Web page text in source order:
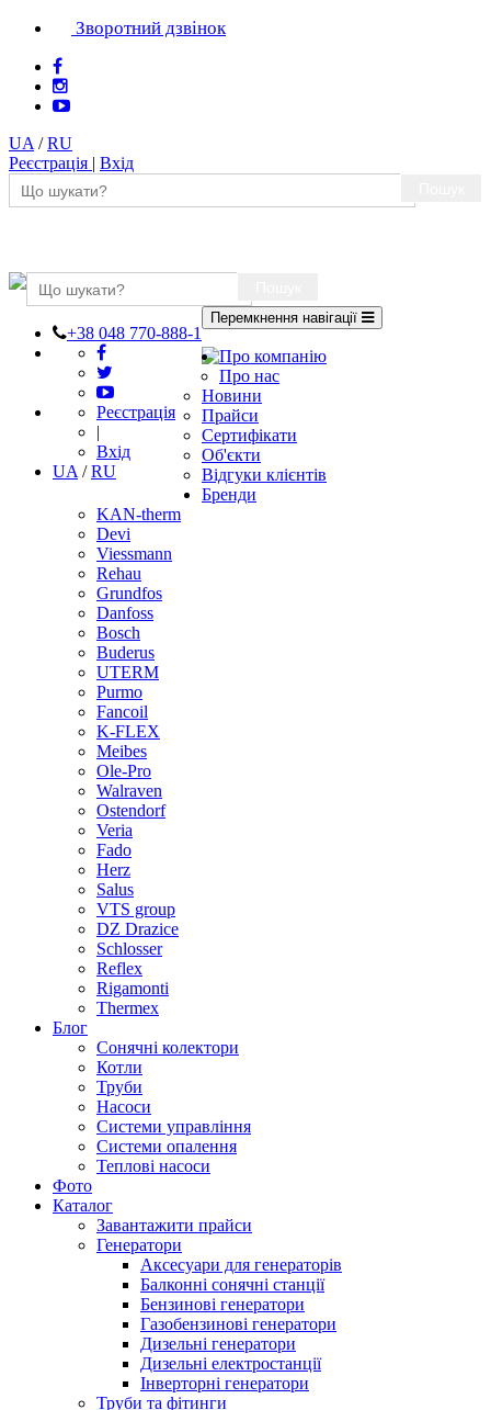
Зворотний дзвінок
UA /RU
Реєстрація | Вхід
+38 048 770-888-1
Реєстрація
|
Вхід
UA /RU
Перемкнення навігації
Про компанію
Про нас
Новини
Прайси
Сертифікати
Об'єкти
Відгуки клієнтів
Бренди
KAN-therm
Devi
Viessmann
Rehau
Grundfos
Danfoss
Bosch
Buderus
UTERM
Purmo
Fancoil
K-FLEX
Meibes
Ole-Pro
Walraven
Ostendorf
Veria
Fado
Herz
Salus
VTS group
DZ Drazice
Schlosser
Reflex
Rigamonti
Thermex
Блог
Сонячні колектори
Котли
Труби
Насоси
Системи управління
Системи опалення
Теплові насоси
Фото
Каталог
Завантажити прайси
Генератори
Аксесуари для генераторів
Балконні сонячні станції
Бензинові генератори
Газобензинові генератори
Дизельні генератори
Дизельні електростанції
Інверторні генератори
Труби та фітинги